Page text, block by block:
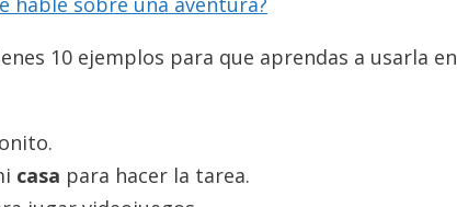
10 ejemplos para que aprendas a usarla en
casa para hacer la tarea.